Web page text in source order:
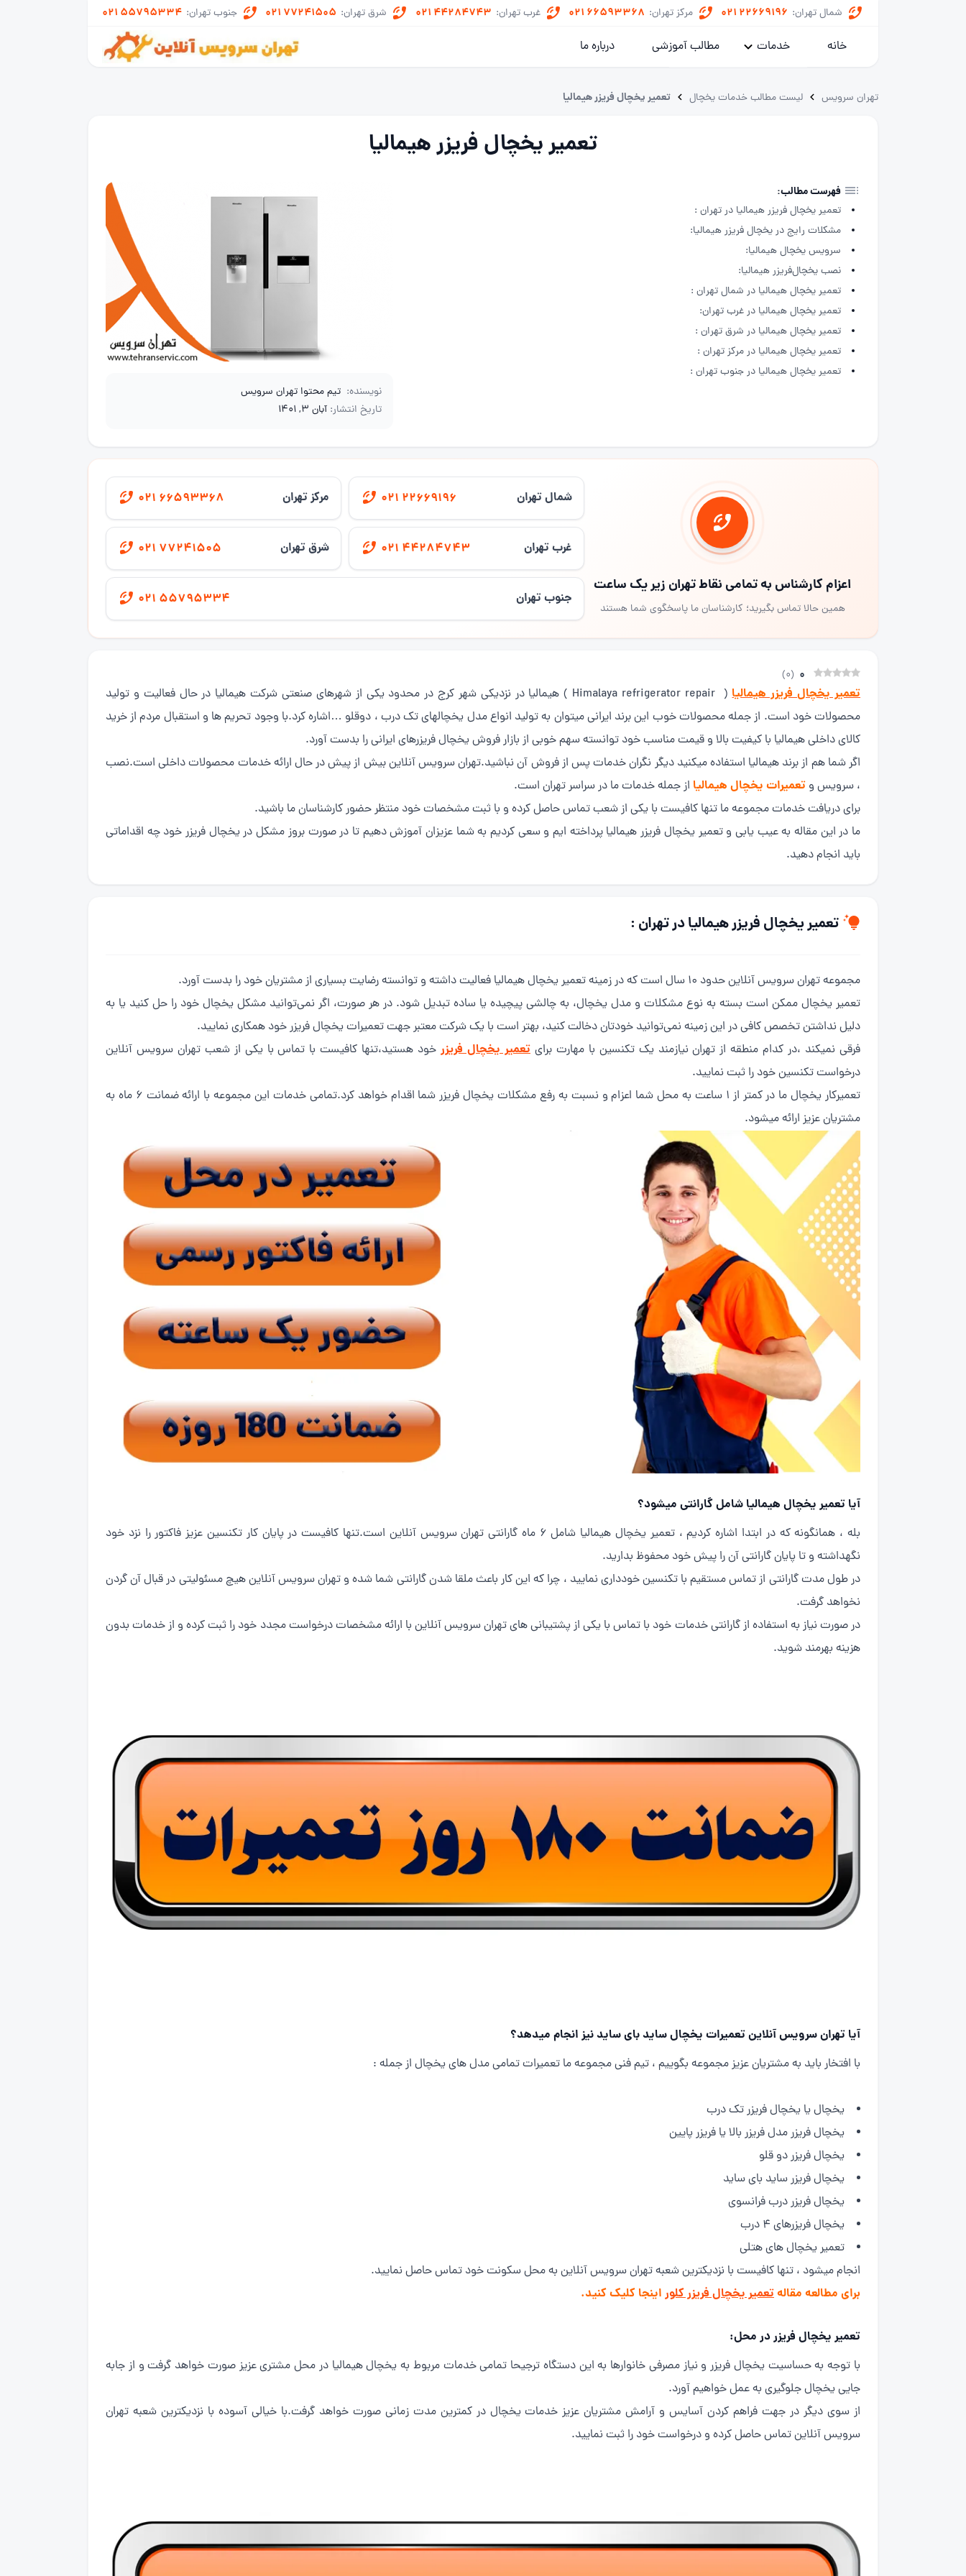
شمال تهران: 021 22669196 مرکز تهران: 021 66593368 غرب تهران: 021 44284743 شرق تهران: 021 77241505 جنوب تهران: 021 55795334
خانه خدمات
ماشین لباسشویی
خدمات داکت اسپلیت
مطالب آموزشی درباره ما
تهران سرویس لیست مطالب خدمات یخچال تعمیر یخچال فریزر هیمالیا
تعمیر یخچال فریزر هیمالیا
نویسنده: تیم محتوا تهران سرویس
تاریخ انتشار: آبان 3, 1401
فهرست مطالب:
تعمیر یخچال فریزر هیمالیا در تهران :
مشکلات رایج در یخچال فریزر هیمالیا:
سرویس یخچال هیمالیا:
نصب یخچال‌فریزر هیمالیا:
تعمیر یخچال هیمالیا در شمال تهران :
تعمیر یخچال هیمالیا در غرب تهران:
تعمیر یخچال هیمالیا در شرق تهران :
تعمیر یخچال هیمالیا در مرکز تهران :
تعمیر یخچال هیمالیا در جنوب تهران :
اعزام کارشناس به تمامی نقاط تهران زیر یک ساعت
همین حالا تماس بگیرید؛ کارشناسان ما پاسخگوی شما هستند
شمال تهران 021 22669196 مرکز تهران 021 66593368
غرب تهران 021 44284743 شرق تهران 021 77241505
جنوب تهران 021 55795334
0
(
0
)
تعمیر یخچال فریزر هیمالیا
( Himalaya refrigerator repair ) هیمالیا در نزدیکی شهر کرج در محدود یکی از شهرهای صنعتی شرکت هیمالیا در حال فعالیت و تولید
محصولات خود است. از جمله محصولات خوب این برند ایرانی میتوان به تولید انواع مدل یخچالهای تک درب ، دوقلو …اشاره کرد.با وجود تحریم ها و استقبال مردم از خرید
کالای داخلی هیمالیا با کیفیت بالا و قیمت مناسب خود توانسته سهم خوبی از بازار فروش یخچال فریزرهای ایرانی را بدست آورد.
اگر شما هم از برند هیمالیا استفاده میکنید دیگر نگران خدمات پس از فروش آن نباشید.تهران سرویس آنلاین بیش از پیش در حال ارائه خدمات محصولات داخلی است.نصب
، سرویس و تعمیرات یخچال هیمالیا از جمله خدمات ما در سراسر تهران است.
برای دریافت خدمات مجموعه ما تنها کافیست با یکی از شعب تماس حاصل کرده و با ثبت مشخصات خود منتظر حضور کارشناسان ما باشید.
ما در این مقاله به عیب یابی و تعمیر یخچال فریزر هیمالیا پرداخته ایم و سعی کردیم به شما عزیزان آموزش دهیم تا در صورت بروز مشکل در یخچال فریزر خود چه اقداماتی
باید انجام دهید.
تعمیر یخچال فریزر هیمالیا در تهران :
مجموعه تهران سرویس آنلاین حدود 10 سال است که در زمینه تعمیر یخچال هیمالیا فعالیت داشته و توانسته رضایت بسیاری از مشتریان خود را بدست آورد.
تعمیر یخچال ممکن است بسته به نوع مشکلات و مدل یخچال، به چالشی پیچیده یا ساده تبدیل شود. در هر صورت، اگر نمی‌توانید مشکل یخچال خود را حل کنید یا به
دلیل نداشتن تخصص کافی در این زمینه نمی‌توانید خودتان دخالت کنید، بهتر است با یک شرکت معتبر جهت تعمیرات یخچال فریزر خود همکاری نمایید.
فرقی نمیکند ،در کدام منطقه از تهران نیازمند یک تکنسین با مهارت برایتعمیر یخچال فریزرخود هستید،تنها کافیست با تماس با یکی از شعب تهران سرویس آنلاین
درخواست تکنسین خود را ثبت نمایید.
تعمیرکار یخچال ما در کمتر از 1 ساعت به محل شما اعزام و نسبت به رفع مشکلات یخچال فریزر شما اقدام خواهد کرد.تمامی خدمات این مجموعه با ارائه ضمانت 6 ماه به
مشتریان عزیز ارائه میشود.
آیا تعمیر یخچال هیمالیا شامل گارانتی میشود؟
بله ، همانگونه که در ابتدا اشاره کردیم ، تعمیر یخچال هیمالیا شامل 6 ماه گارانتی تهران سرویس آنلاین است.تنها کافیست در پایان کار تکنسین عزیز فاکتور را نزد خود
نگهداشته و تا پایان گارانتی آن را پیش خود محفوظ بدارید.
در طول مدت گارانتی از تماس مستقیم با تکنسین خودداری نمایید ، چرا که این کار باعث ملقا شدن گارانتی شما شده و تهران سرویس آنلاین هیچ مسئولیتی در قبال آن گردن
نخواهد گرفت.
در صورت نیاز به استفاده از گارانتی خدمات خود با تماس با یکی از پشتیبانی های تهران سرویس آنلاین با ارائه مشخصات درخواست مجدد خود را ثبت کرده و از خدمات بدون
هزینه بهرمند شوید.
آیا تهران سرویس آنلاین تعمیرات یخچال ساید بای ساید نیز انجام میدهد؟
با افتخار باید به مشتریان عزیز مجموعه بگوییم ، تیم فنی مجموعه ما تعمیرات تمامی مدل های یخچال از جمله :
یخچال یا یخچال فریزر تک درب
یخچال فریزر مدل فریزر بالا یا فریزر پایین
یخچال فریزر دو قلو
یخچال فریزر ساید بای ساید
یخچال فریزر درب فرانسوی
یخچال فریزرهای 4 درب
تعمیر یخچال های هتلی
انجام میشود ، تنها کافیست با نزدیکترین شعبه تهران سرویس آنلاین به محل سکونت خود تماس حاصل نمایید.
برای مطالعه مقالهتعمیر یخچال فریزر کلور اینجا کلیک کنید.
تعمیر یخچال فریزر در محل:
با توجه به حساسیت یخچال فریزر و نیاز مصرفی خانوارها به این دستگاه ترجیحا تمامی خدمات مربوط به یخچال هیمالیا در محل مشتری عزیز صورت خواهد گرفت و از جابه
جایی یخچال جلوگیری به عمل خواهیم آورد.
از سوی دیگر در جهت فراهم کردن آسایس و آرامش مشتریان عزیز خدمات یخچال در کمترین مدت زمانی صورت خواهد گرفت.با خیالی آسوده با نزدیکترین شعبه تهران
سرویس آنلاین تماس حاصل کرده و درخواست خود را ثبت نمایید.